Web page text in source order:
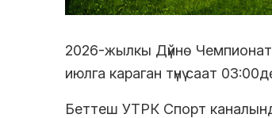
2026-жылкы Дүйнө
июлга караган түнү саат
Беттеш УТРК Спорт